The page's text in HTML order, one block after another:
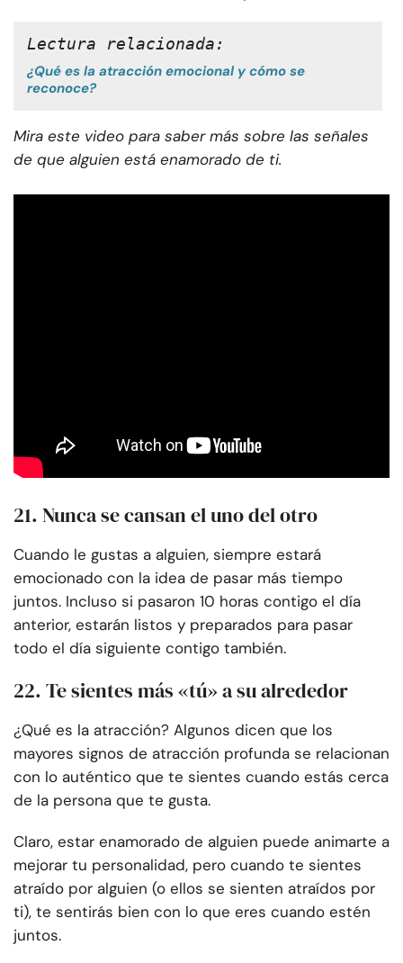
Lectura relacionada:
¿Qué es la atracción emocional y cómo se
reconoce?
Mira este video para saber más sobre las señales
de que alguien está enamorado de ti.
21. Nunca se cansan el uno del otro
Cuando le gustas a alguien, siempre estará
emocionado con la idea de pasar más tiempo
juntos. Incluso si pasaron 10 horas contigo el día
anterior, estarán listos y preparados para pasar
todo el día siguiente contigo también.
22. Te sientes más «tú» a su alrededor
¿Qué es la atracción? Algunos dicen que los
mayores signos de atracción profunda se relacionan
con lo auténtico que te sientes cuando estás cerca
de la persona que te gusta.
Claro, estar enamorado de alguien puede animarte a
mejorar tu personalidad, pero cuando te sientes
atraído por alguien (o ellos se sienten atraídos por
ti), te sentirás bien con lo que eres cuando estén
juntos.